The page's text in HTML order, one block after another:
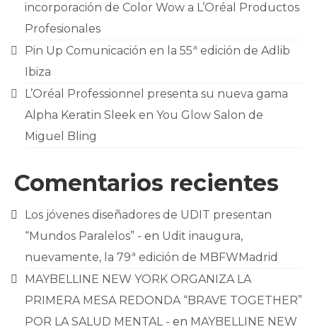
incorporación de Color Wow a L’Oréal Productos
Profesionales
Pin Up Comunicación en la 55ª edición de Adlib
Ibiza
L’Oréal Professionnel presenta su nueva gama
Alpha Keratin Sleek en You Glow Salon de
Miguel Bling
Comentarios recientes
Los jóvenes diseñadores de UDIT presentan
“Mundos Paralelos” - en Udit inaugura,
nuevamente, la 79ª edición de MBFWMadrid
MAYBELLINE NEW YORK ORGANIZA LA
PRIMERA MESA REDONDA “BRAVE TOGETHER”
POR LA SALUD MENTAL - en MAYBELLINE NEW